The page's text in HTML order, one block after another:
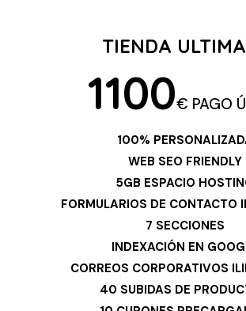
TIENDA
1100€ PAGO
100%
WEB SEO FRIENDLY
5GB ESPACIO
FORMULARIOS DE CONTACTO
7 SECCIONES
INDEXACIÓN EN
CORREOS CORPORATIVOS
40 SUBIDAS DE